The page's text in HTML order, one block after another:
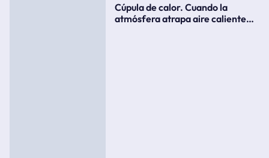
Cúpula de calor. Cuando la
atmósfera atrapa aire caliente